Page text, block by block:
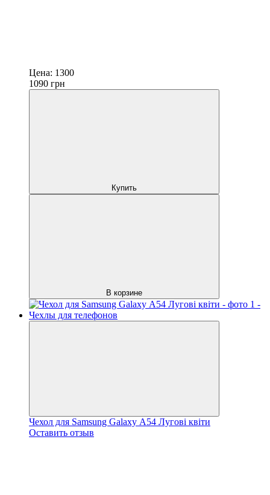
Цена: 1300
1090 грн
Купить
В корзине
Чехол для Samsung Galaxy А54 Лугові квіти
Оставить отзыв